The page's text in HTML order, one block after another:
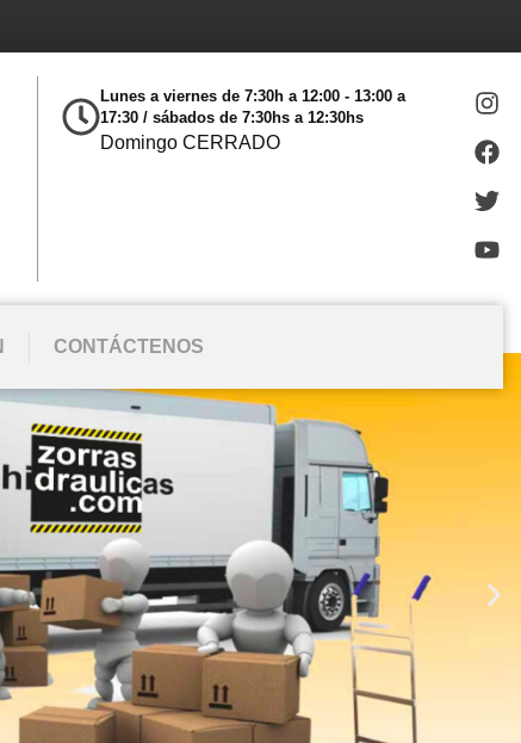
Lunes a viernes de 7:30h a 12:00 - 13:00 a
17:30 / sábados de 7:30hs a 12:30hs
Domingo CERRADO
CONTÁCTENOS